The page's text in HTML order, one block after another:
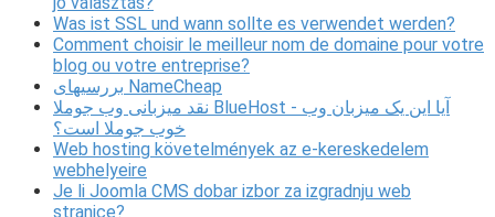
Was ist SSL und wann sollte es verwendet werden?
Comment choisir le meilleur nom de domaine pour votre
blog ou votre entreprise?
بررسیهای NameCheap
نقد میزبانی وب جوملا BlueHost - آیا این یک میزبان وب
خوب جوملا است؟
Web hosting követelmények az e-kereskedelem
webhelyeire
Je li Joomla CMS dobar izbor za izgradnju web
stranice?